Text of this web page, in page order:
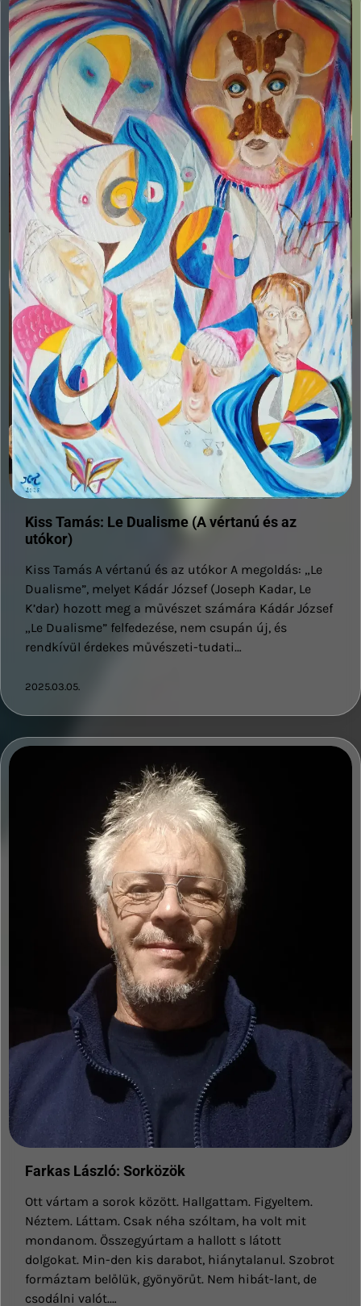
Kiss Tamás: Le Dualisme (A vértanú és az
utókor)
Kiss Tamás A vértanú és az utókor A megoldás: „Le
Dualisme”, melyet Kádár József (Joseph Kadar, Le
K’dar) hozott meg a művészet számára Kádár József
„Le Dualisme” felfedezése, nem csupán új, és
rendkívül érdekes művészeti-tudati…
2025.03.05.
Farkas László: Sorközök
Ott vártam a sorok között. Hallgattam. Figyeltem.
Néztem. Láttam. Csak néha szóltam, ha volt mit
mondanom. Összegyúrtam a hallott s látott
dolgokat. Min-den kis darabot, hiánytalanul. Szobrot
formáztam belőlük, gyönyörűt. Nem hibát-lant, de
csodálni valót.…